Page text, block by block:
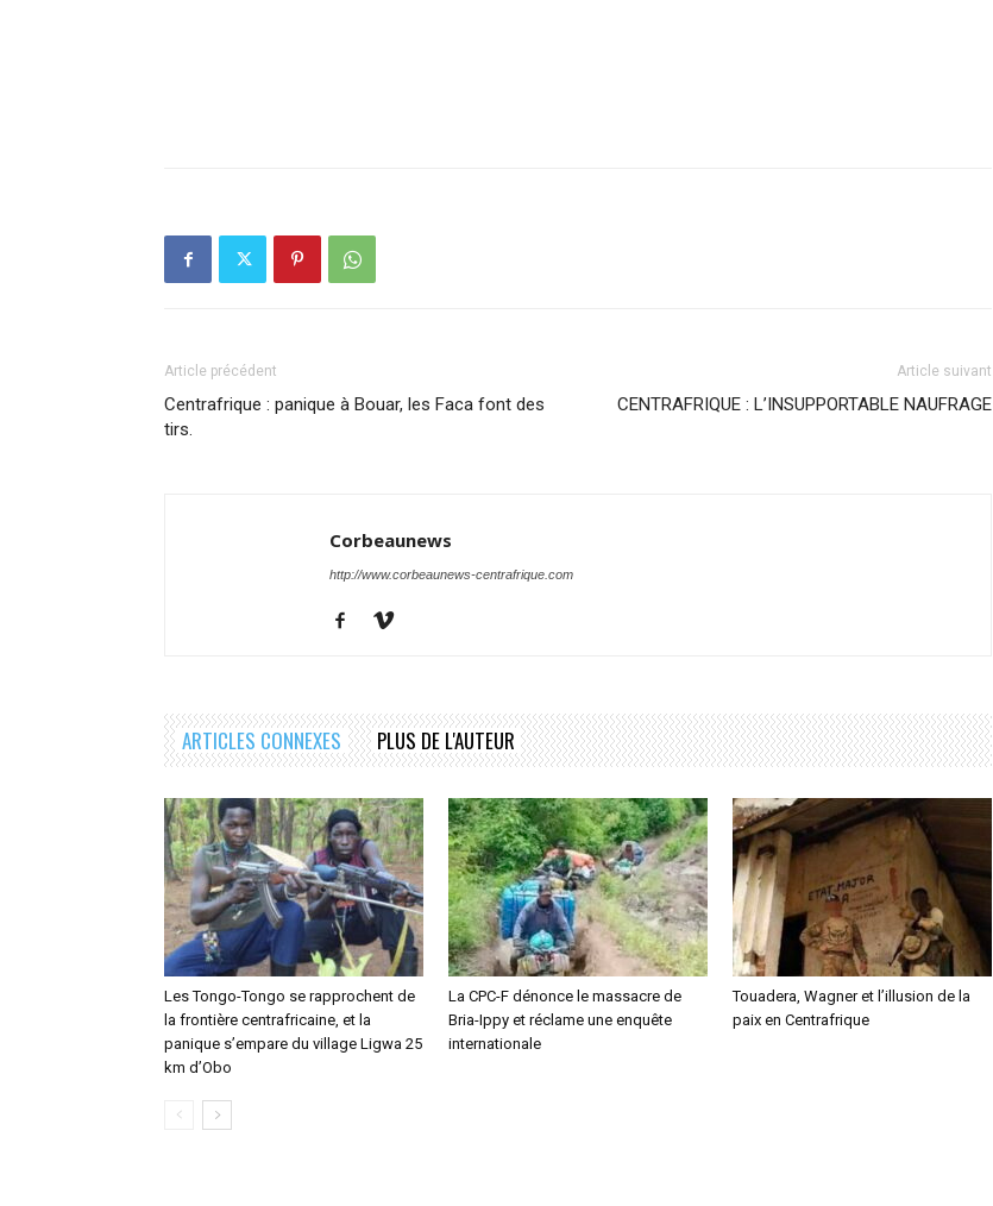
Article précédent
Centrafrique : panique à Bouar, les Faca font des
tirs.
Article suivant
CENTRAFRIQUE : L’INSUPPORTABLE NAUFRAGE
Corbeaunews
http://www.corbeaunews-centrafrique.com
ARTICLES CONNEXES PLUS DE L'AUTEUR
Les Tongo-Tongo se rapprochent de
la frontière centrafricaine, et la
panique s’empare du village Ligwa 25
km d’Obo
La CPC-F dénonce le massacre de
Bria-Ippy et réclame une enquête
internationale
Touadera, Wagner et l’illusion de la
paix en Centrafrique